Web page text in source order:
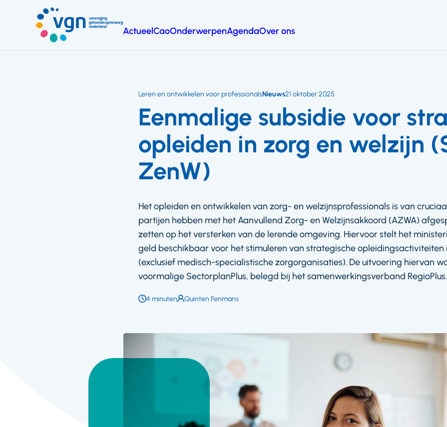
hoofdinhoud
ActueelCaoOnderwerpenAgendaOver ons
Eenmalige subsidie voor
opleiden in zorg en welzijn
ZenW)
Leren en ontwikkelen voor professionalsNieuws21 oktober 2025
Het opleiden en ontwikkelen van zorg- en welzijnsprofessionals is van
partijen hebben met het Aanvullend Zorg- en Welzijnsakkoord (AZWA)
zetten op het versterken van de lerende omgeving. Hiervoor stelt het
geld beschikbaar voor het stimuleren van strategische opleidingsactiviteiten
(exclusief medisch-specialistische zorgorganisaties). De uitvoering hiervan
voormalige SectorplanPlus, belegd bij het samenwerkingsverband RegioPlus.
Leestijd:
4 minuten Auteur:
Quinten Fenmans